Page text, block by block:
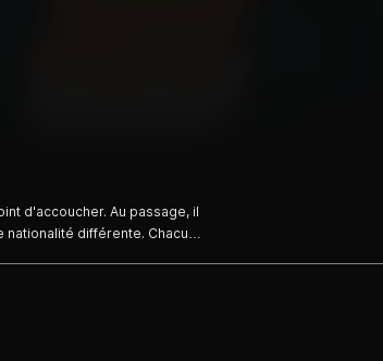
d'accoucher. Au passage, il
nationalité différente. Chacun